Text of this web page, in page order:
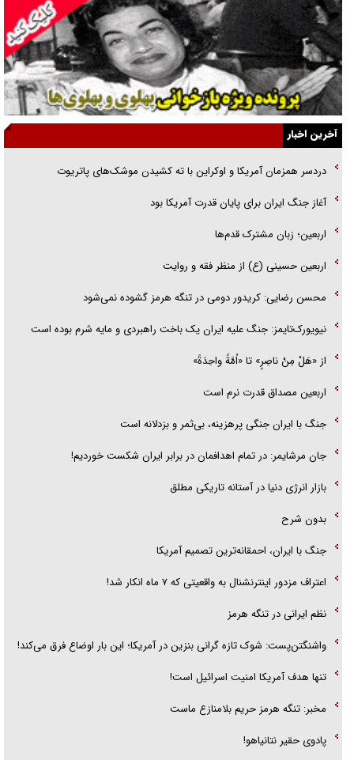
راهبرد غافلگیری با نسل جدید پهپاد‌ها
جنجال پزشکان تقلبی در صنعت زیبایی
یهودی‌ها در ادبیات داستانی اروپا؛ از شکسپیر تا دیکنز
گفت‌وگو با خواهر یکی از شهدای جنگ رمضان/ خواهرم فرمانده جهادی و
اهل خدمت بی‌منت بود
آخرین اخبار
دردسر همزمان آمریکا و اوکراین با ته کشیدن موشک‌های پاتریوت
آغاز جنگ ایران برای پایان قدرت آمریکا بود
اربعین؛ زبان مشترک قدم‌ها
اربعین حسینی (ع) از منظر فقه و روایت
محسن رضایی: کریدور دومی در تنگه هرمز گشوده نمی‌شود
نیویورک‌تایمز: جنگ علیه ایران یک باخت راهبردی و مایه شرم بوده است
از «هَلْ مِنْ ناصِرٍ» تا «اُمَّةً واحِدَةً»
اربعین مصداق قدرت نرم است
جنگ با ایران جنگی پرهزینه، بی‌ثمر و بزدلانه است
جان مرشایمر: در تمام اهدافمان در برابر ایران شکست خوردیم!
بازار انرژی دنیا در آستانه تاریکی مطلق
بدون شرح
جنگ با ایران، احمقانه‌ترین تصمیم آمریکا
اعتراف مزدور اینترنشنال به واقعیتی که ۷ ماه انکار شد!
نظم ایرانی در تنگه هرمز
واشنگتن‌پست: شوک تازه گرانی بنزین در آمریکا؛ این بار اوضاع فرق می‌کند!
تنها هدف آمریکا امنیت اسرائیل است!
مخبر: تنگه هرمز حریم بلامنازع ماست
پادوی حقیر نتانیاهو!